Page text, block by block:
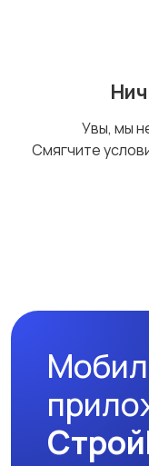
аккумуляторы
Увы, мы
Смягчите